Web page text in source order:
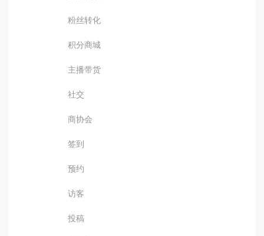
粉丝转化
积分商城
主播带货
社交
商协会
签到
预约
访客
投稿